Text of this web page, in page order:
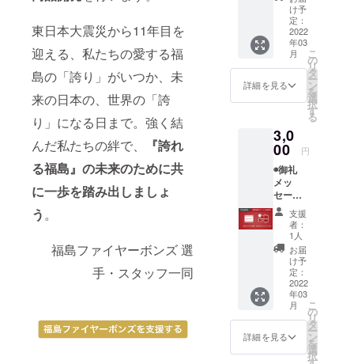
東日本大震災から11年目を
迎える、私たちの愛する福
島の「誇り」がいつか、未
来の日本の、世界の「誇
り」になる日まで。強く結
んだ私たちの絆で、
『誇れ
る福島』の未来のために共
に一歩を踏み出しましょ
う 。
福島ファイヤーボンズ 選
手・スタッフ一同
ルダー
1種類
(桜ユニ
フォー
タ送付)
◉福島
ファイ
ヤーボ
ンズ公
式HPに
名前掲
載 ※支
援時に
にご希
望のお
名前を
ご記入
くださ
い
◉BOND
S UP ア
クリル
キーホ
ルダー
1種類
(キビタ
キユニ
フォー
ム)
け予
定：
2022
年03
月
詳細を見る
こ
の
リ
タ
ー
ン
を
選
択
す
る
3,0
00 円
◉御礼
メッ
セージ
動画
(メール
にて動
画デー
タ送付)
◉福島
ファイ
ヤーボ
ンズ公
式HPに
名前掲
載 ※支
援時に
支援
者：
1人
お届
け予
定：
2022
年03
月
詳細を見る
こ
の
リ
タ
ー
ン
を
選
択